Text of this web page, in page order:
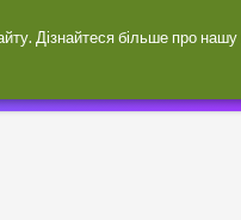
Дізнайтеся більше про нашу